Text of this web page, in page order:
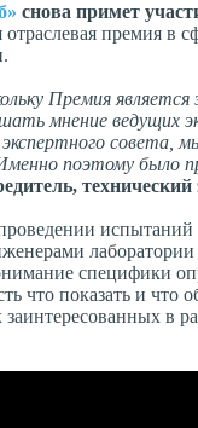
снова примет
премия в
Премия
мнение ведущих
экспертного
поэтому
что показать и
в